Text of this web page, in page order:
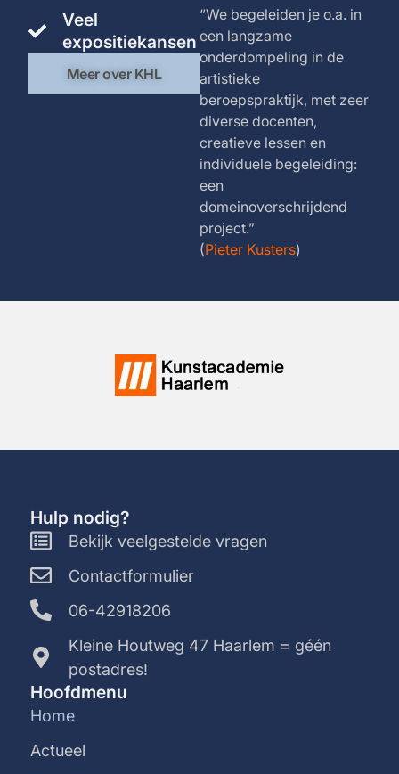
Veel
expositiekansen
Meer over KHL
“We begeleiden je o.a. in
een langzame
onderdompeling in de
artistieke
beroepspraktijk, met zeer
diverse docenten,
creatieve lessen en
individuele begeleiding:
een
domeinoverschrijdend
project.”
(Pieter Kusters)
Hulp nodig?
Bekijk veelgestelde vragen
Contactformulier
06-42918206
Kleine Houtweg 47 Haarlem = géén
postadres!
Hoofdmenu
Home
Actueel